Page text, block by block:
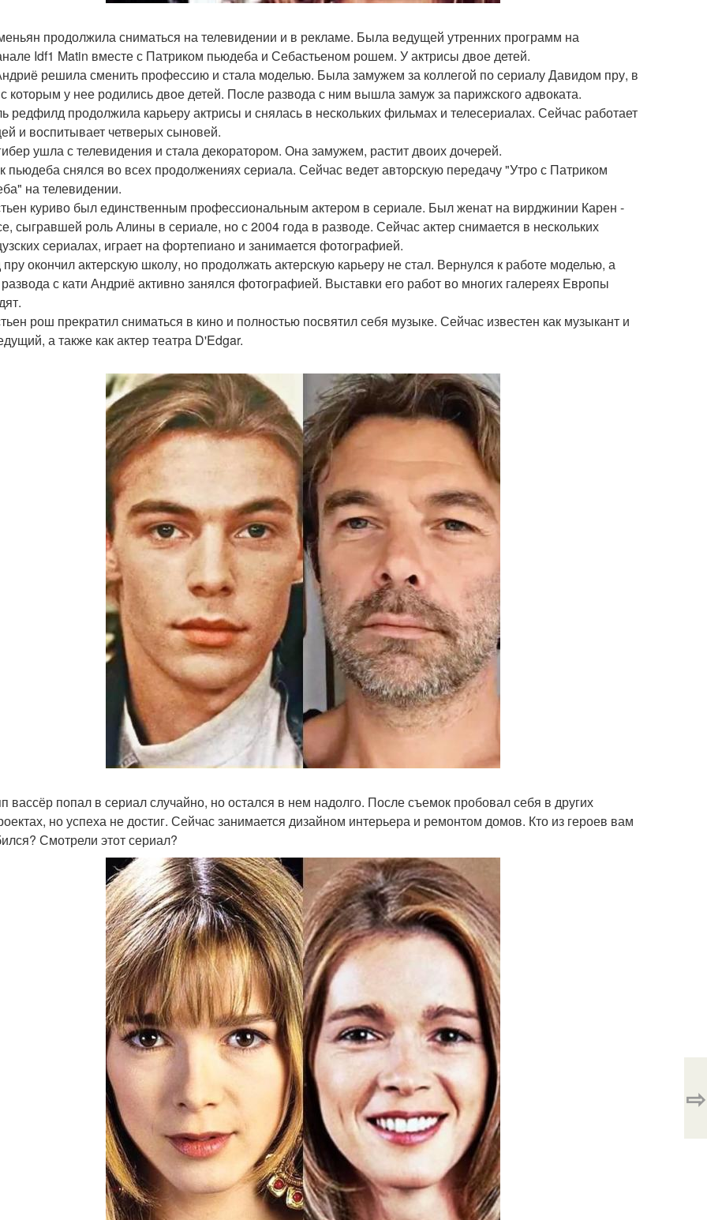
продолжила сниматься на телевидении и в рекламе. Была ведущей утренних программ на
Idf1 Matin вместе с Патриком пьюдеба и Себастьеном рошем. У актрисы двое детей.
решила сменить профессию и стала моделью. Была замужем за коллегой по сериалу Давидом пру, в
которым у нее родились двое детей. После развода с ним вышла замуж за парижского адвоката.
редфилд продолжила карьеру актрисы и снялась в нескольких фильмах и телесериалах. Сейчас работает
и воспитывает четверых сыновей.
ушла с телевидения и стала декоратором. Она замужем, растит двоих дочерей.
пьюдеба снялся во всех продолжениях сериала. Сейчас ведет авторскую передачу "Утро с Патриком
на телевидении.
куриво был единственным профессиональным актером в сериале. Был женат на вирджинии Карен -
сыгравшей роль Алины в сериале, но с 2004 года в разводе. Сейчас актер снимается в нескольких
сериалах, играет на фортепиано и занимается фотографией.
окончил актерскую школу, но продолжать актерскую карьеру не стал. Вернулся к работе моделью, а
с кати Андриё активно занялся фотографией. Выставки его работ во многих галереях Европы
рош прекратил сниматься в кино и полностью посвятил себя музыке. Сейчас известен как музыкант и
а также как актер театра D'Edgar.
вассёр попал в сериал случайно, но остался в нем надолго. После съемок пробовал себя в других
но успеха не достиг. Сейчас занимается дизайном интерьера и ремонтом домов. Кто из героев вам
Смотрели этот сериал?
⇨